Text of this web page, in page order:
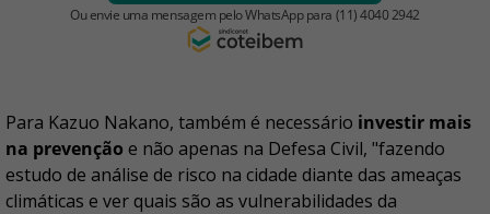
Para Kazuo Nakano, também é necessário investir mais
na prevenção e não apenas na Defesa Civil, "fazendo
estudo de análise de risco na cidade diante das ameaças
climáticas e ver quais são as vulnerabilidades da